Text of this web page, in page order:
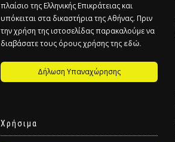
πλαίσιο της Ελληνικής Επικράτειας και
υπόκειται στα δικαστήρια της Αθήνας. Πριν
την χρήση της ιστοσελίδας παρακαλούμε να
διαβάσατε τους όρους χρήσης τηςεδώ.
Δήλωση Υπαναχώρησης
Χρήσιμα